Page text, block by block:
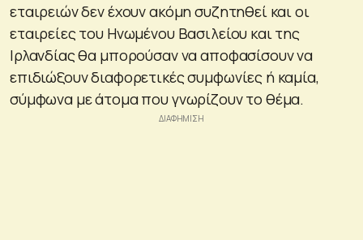
εταιρειών δεν έχουν ακόμη συζητηθεί και οι
εταιρείες του Ηνωμένου Βασιλείου και της
Ιρλανδίας θα μπορούσαν να αποφασίσουν να
επιδιώξουν διαφορετικές συμφωνίες ή καμία,
σύμφωνα με άτομα που γνωρίζουν το θέμα.